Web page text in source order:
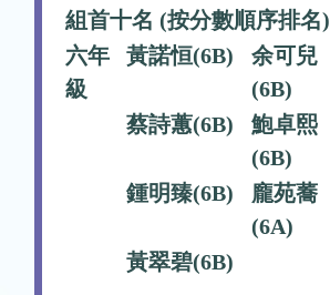
組首十名 (按分數順序排名)
六年
級
黃諾恒(6B)
余可兒
(6B)
蔡詩蕙(6B)
鮑卓熙
(6B)
鍾明臻(6B)
龐苑蕎
(6A)
黃翠碧(6B)